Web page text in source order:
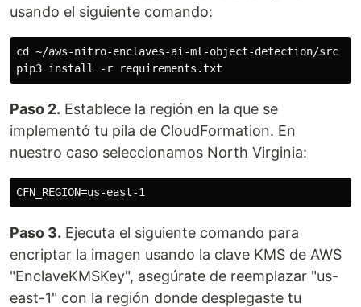
usando el siguiente comando:
cd ~/aws-nitro-enclaves-ai-ml-object-detection/src
Paso 2. Establece la región en la que se
implementó tu pila de CloudFormation. En
nuestro caso seleccionamos North Virginia:
Paso 3. Ejecuta el siguiente comando para
encriptar la imagen usando la clave KMS de AWS
"EnclaveKMSKey", asegúrate de reemplazar "us-
east-1" con la región donde desplegaste tu